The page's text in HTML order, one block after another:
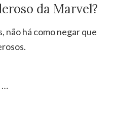
da Marvel?
não há como negar que
…